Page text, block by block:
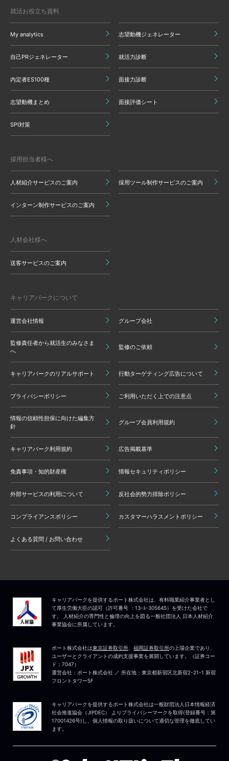
就活お役立ち資料
My analytics 志望動機ジェネレーター
自己PRジェネレーター 就活力診断
内定者ES100種 面接力診断
志望動機まとめ 面接評価シート
SPI対策
採用担当者様へ
人材紹介サービスのご案内 採用ツール制作サービスのご案内
インターン制作サービスのご案内
人材会社様へ
送客サービスのご案内
キャリアパークについて
運営会社情報 グループ会社
監修責任者から就活生のみなさま
へ
監修のご依頼
キャリアパークのリアルサポート 行動ターゲティング広告について
プライバシーポリシー ご利用いただく上での注意点
情報の信頼性担保に向けた編集方
針
グループ会員利用規約
キャリアパーク利用規約 広告掲載基準
免責事項・知的財産権 情報セキュリティポリシー
外部サービスの利用について 反社会的勢力排除ポリシー
コンプライアンスポリシー カスタマーハラスメントポリシー
よくある質問 / お問い合わせ